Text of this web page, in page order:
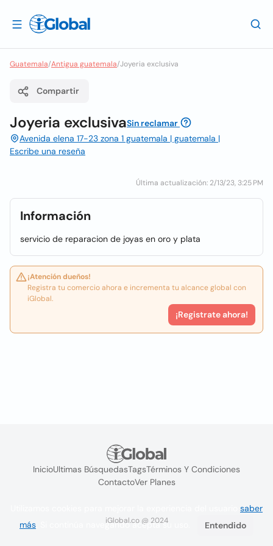
Guatemala/Antigua guatemala/Joyeria exclusiva
Compartir
Joyeria exclusivaSin reclamar
Avenida elena 17-23 zona 1 guatemala | guatemala |
Escribe una reseña
Última actualización: 2/13/23, 3:25 PM
Información
servicio de reparacion de joyas en oro y plata
¡Atención dueños!
Registra tu comercio ahora e incrementa tu alcance global con
iGlobal.
¡Registrate ahora!
InicioUltimas BúsquedasTagsTérminos Y Condiciones
ContactoVer Planes
iGlobal.co @ 2024
saber
más . Si continúa navegando acepta su uso. Entendido